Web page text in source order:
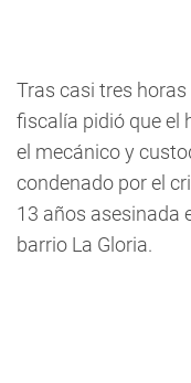
Tras casi tres
fiscalía pidió que el
el mecánico y
condenado por el
13 años asesinada
barrio La Gloria.